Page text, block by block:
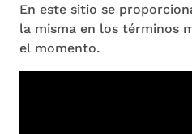
En este sitio se
la misma en los términos
el momento.